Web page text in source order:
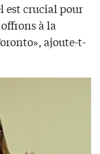
est crucial pour
à la
ajoute-t-